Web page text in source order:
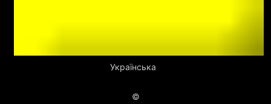
Українська
©